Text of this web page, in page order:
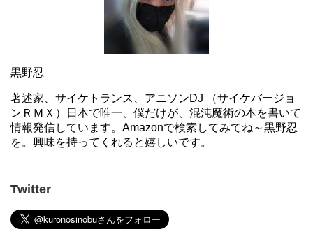
黒野忍
著述家、サイケトランス、アニソンDJ （サイケバージョ
ンＲＭＸ）日本で唯一、僕だけが、混沌魔術の本を書いて
情報発信しています。Amazonで検索してみてね～黒野忍
を。興味を持ってくれると嬉しいです。
Twitter